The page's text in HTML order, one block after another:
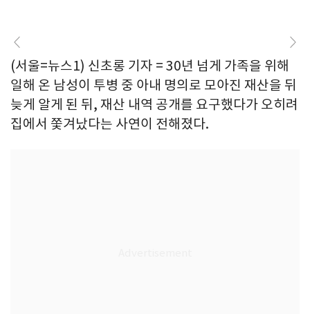
(서울=뉴스1) 신초롱 기자 = 30년 넘게 가족을 위해
일해 온 남성이 투병 중 아내 명의로 모아진 재산을 뒤
늦게 알게 된 뒤, 재산 내역 공개를 요구했다가 오히려
집에서 쫓겨났다는 사연이 전해졌다.